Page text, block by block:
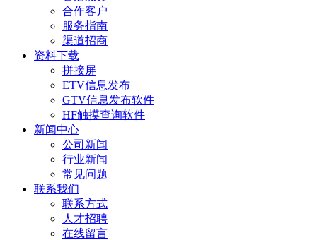
合作客户
服务指南
渠道招商
资料下载
拼接屏
ETV信息发布
GTV信息发布软件
HF触摸查询软件
新闻中心
公司新闻
行业新闻
常见问题
联系我们
联系方式
人才招聘
在线留言